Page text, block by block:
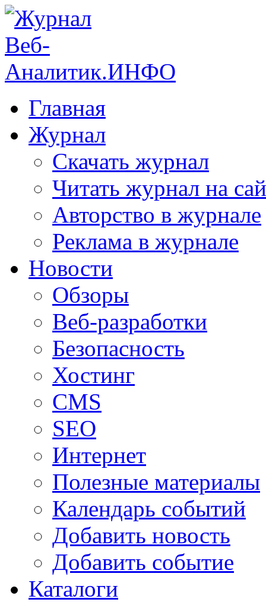
Главная
Журнал
Скачать журнал
Читать журнал на
Авторство в журнале
Реклама в журнале
Новости
Обзоры
Веб-разработки
Безопасность
Хостинг
CMS
SEO
Интернет
Полезные материалы
Календарь событий
Добавить новость
Добавить событие
Каталоги